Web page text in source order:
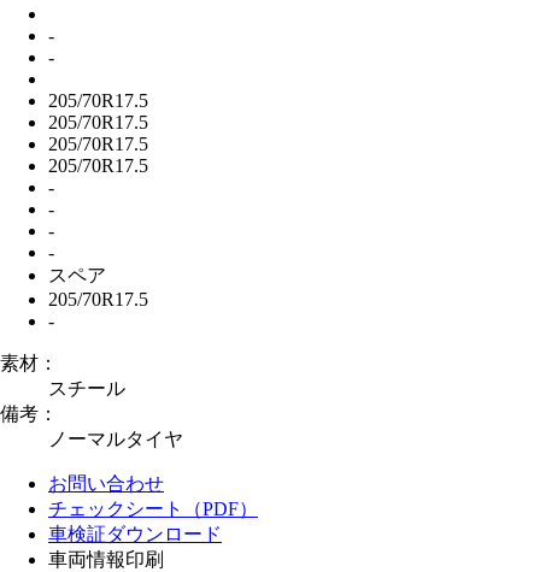
-
-
205/70R17.5
205/70R17.5
205/70R17.5
205/70R17.5
-
-
-
-
スペア
205/70R17.5
-
素材：
スチール
備考：
ノーマルタイヤ
お問い合わせ
チェックシート（PDF）
車検証ダウンロード
車両情報印刷